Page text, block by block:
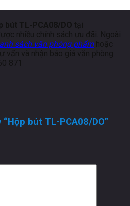
bút TL-PCA08/DO tại
nhiều chính sách ưu đãi. Ngoài
sách văn phòng phẩm hoặc
vấn và nhận báo giá văn phòng
871
bút TL-PCA08/DO”